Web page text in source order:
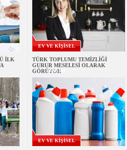
İLK
EV VE KİŞİSEL
BAKIM
TÜRK TOPLUMU TEMİZLİĞİ
GURUR MESELESİ OLARAK
GÖRÜYOR
EV VE KİŞİSEL